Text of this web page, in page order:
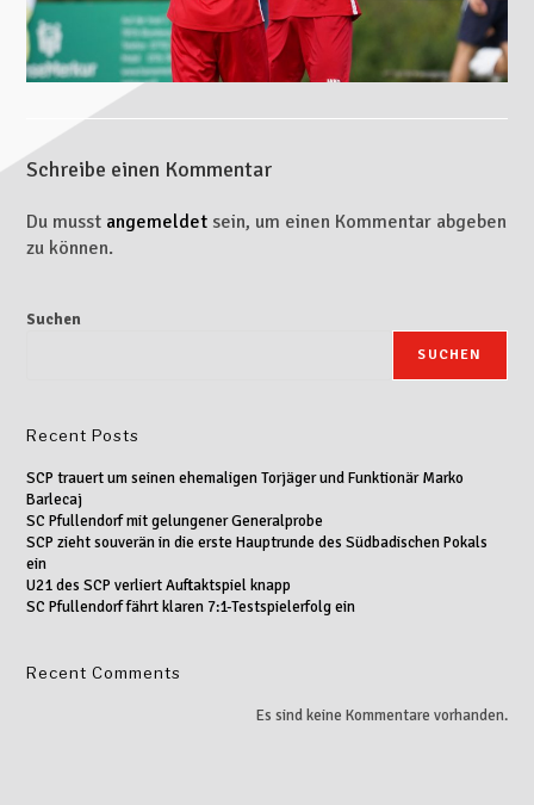
Schreibe einen Kommentar
Du musst angemeldet sein, um einen Kommentar abgeben
zu können.
Suchen
SUCHEN
Recent Posts
SCP trauert um seinen ehemaligen Torjäger und Funktionär Marko
Barlecaj
SC Pfullendorf mit gelungener Generalprobe
SCP zieht souverän in die erste Hauptrunde des Südbadischen Pokals
ein
U21 des SCP verliert Auftaktspiel knapp
SC Pfullendorf fährt klaren 7:1-Testspielerfolg ein
Recent Comments
Es sind keine Kommentare vorhanden.